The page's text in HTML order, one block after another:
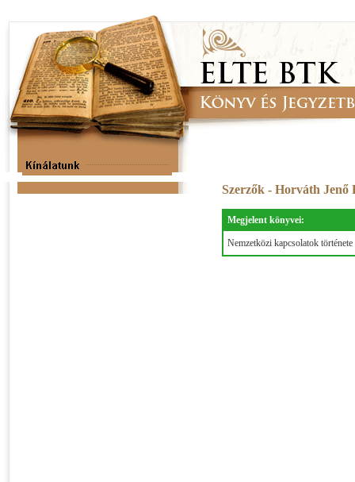
Szerzők - Horváth Jenő
Megjelent könyvei:
Nemzetközi kapcsolatok